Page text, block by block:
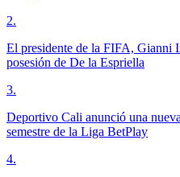
2.
El presidente de la FIFA, Gianni
posesión de De la Espriella
3.
Deportivo Cali anunció una
semestre de la Liga BetPlay
4.